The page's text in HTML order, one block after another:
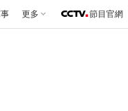
更多 節目官網